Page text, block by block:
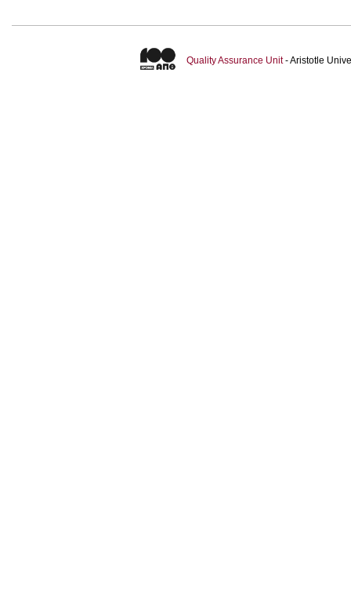
Quality Assurance Unit- Aristotle